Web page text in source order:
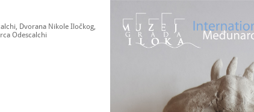
Dvorana Nikole Iločkog,
Odescalchi